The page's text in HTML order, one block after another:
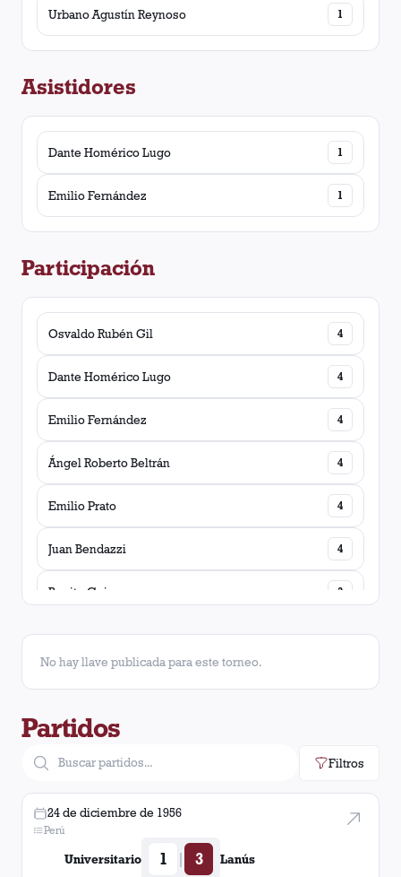
Urbano Agustín Reynoso 1
Asistidores
Dante Homérico Lugo 1
Emilio Fernández 1
Participación
Osvaldo Rubén Gil 4
Dante Homérico Lugo 4
Emilio Fernández 4
Ángel Roberto Beltrán 4
Emilio Prato 4
Juan Bendazzi 4
Benito Cejas 3
Rodolfo Garcia 3
Juan Héctor Guidi
Ramón Felipe Moyano 3
Tito Alvarez Vega
Miguel Ángel Piromalli
No hay llave publicada para este torneo.
Partidos
Filtros
24 de diciembre de 1956
Perú
Universitario 1 | 3 Lanús